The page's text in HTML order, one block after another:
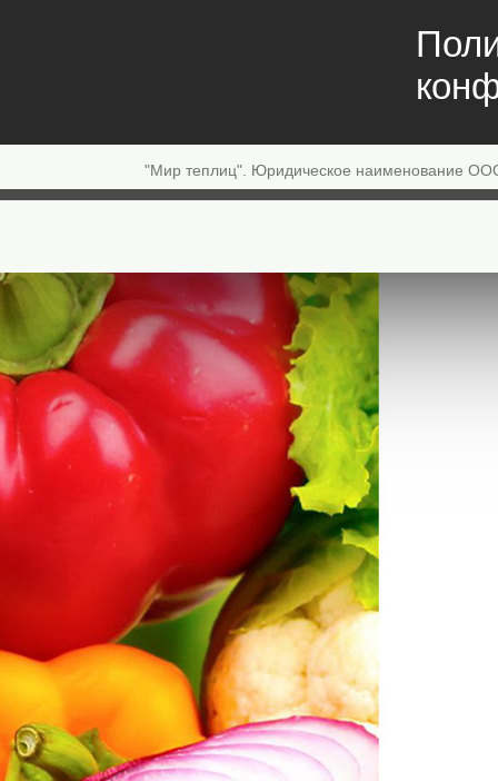
"Мир теплиц". Юридическое наименование